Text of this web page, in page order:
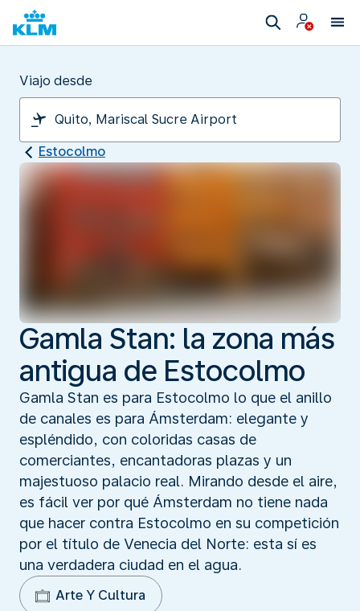
Viajo desde
Estocolmo
Gamla Stan: la zona más
antigua de Estocolmo
Gamla Stan es para Estocolmo lo que el anillo
de canales es para Ámsterdam: elegante y
espléndido, con coloridas casas de
comerciantes, encantadoras plazas y un
majestuoso palacio real. Mirando desde el aire,
es fácil ver por qué Ámsterdam no tiene nada
que hacer contra Estocolmo en su competición
por el título de Venecia del Norte: esta sí es
una verdadera ciudad en el agua.
Arte Y Cultura